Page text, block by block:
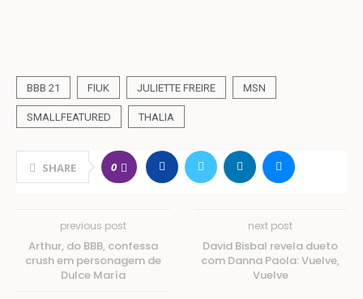
BBB 21 FIUK JULIETTE FREIRE MSN
SMALLFEATURED THALIA
SHARE 0
previous post
Arthur, do BBB, confessa
crush em personagem de
Dulce María
next post
David Bisbal revela dueto
com Danna Paola: Vuelve,
Vuelve